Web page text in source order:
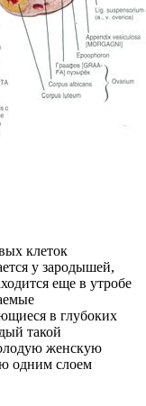
клеток
у зародышей,
еще в утробе
в глубоких
такой
женскую
одним слоем